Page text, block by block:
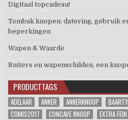
Digitaal topcadeau!
Tombak knopen: datering, gebruik
beperkingen
Wapen & Waarde
Ruiters en wapenschilden, een
PRODUCTTAGS
ADELAAR ANKER ANKERKNOOP
COMIS2017
CONCAVE KNOOP EXTRA